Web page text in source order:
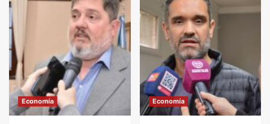
Economía Economía